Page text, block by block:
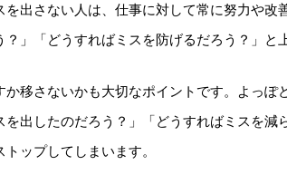
を出さない人は、仕事に対して常に努力や
？」「どうすればミスを防げるだろう？」と
か移さないかも大切なポイントです。よっ
を出したのだろう？」「どうすればミスを
トップしてしまいます。